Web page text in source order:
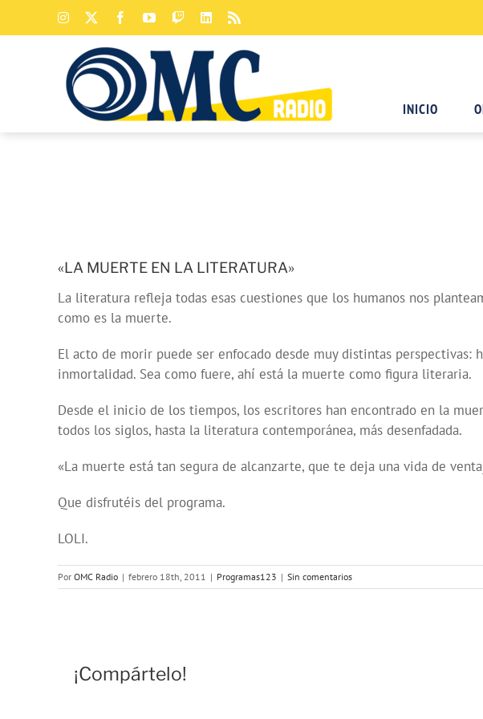
Instagram FacebookYouTube
TwitchLinkedIn
INICIO
«LA MUERTE EN LA LITERATURA»
La literatura refleja todas esas cuestiones que los humanos nos
como es la muerte.
El acto de morir puede ser enfocado desde muy distintas perspectivas:
inmortalidad. Sea como fuere, ahí está la muerte como figura literaria.
Desde el inicio de los tiempos, los escritores han encontrado en la
todos los siglos, hasta la literatura contemporánea, más desenfadada.
«La muerte está tan segura de alcanzarte, que te deja una vida de
Que disfrutéis del programa.
LOLI.
Por OMC Radio | febrero 18th, 2011 | Programas123 | Sin comentarios
¡Compártelo!